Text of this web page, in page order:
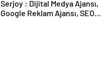
Serjoy : Dijital Medya Ajansı,
Google Reklam Ajansı, SEO